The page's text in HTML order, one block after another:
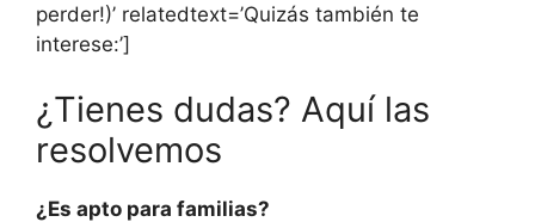
perder!)’ relatedtext=’Quizás también te
interese:’]
¿Tienes dudas? Aquí las
resolvemos
¿Es apto para familias?